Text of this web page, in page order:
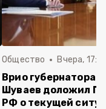
Общество Вчера,
Врио губернатора
Шуваев доложил
РФ о текущей